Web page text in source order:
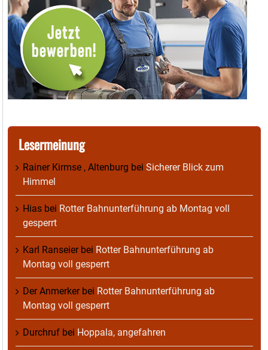
Lesermeinung
Rainer Kirmse , Altenburg bei Sicherer Blick zum
Himmel
Hias bei Rotter Bahnunterführung ab Montag voll
gesperrt
Karl Ranseierbei Rotter Bahnunterführung ab
Montag voll gesperrt
Der Anmerkerbei Rotter Bahnunterführung ab
Montag voll gesperrt
Durchruf bei Hoppala, angefahren